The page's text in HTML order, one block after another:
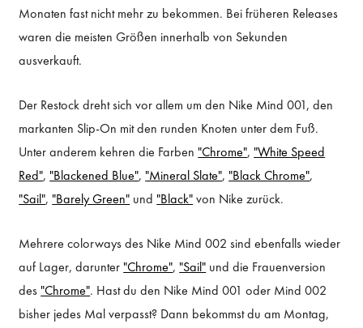
Monaten fast nicht mehr zu bekommen. Bei früheren Releases
waren die meisten Größen innerhalb von Sekunden
ausverkauft.
Der Restock dreht sich vor allem um den Nike Mind 001, den
markanten Slip-On mit den runden Knoten unter dem Fuß.
Unter anderem kehren die Farben"Chrome","White Speed
Red","Blackened Blue","Mineral Slate","Black Chrome",
"Sail","Barely Green" und"Black"von Nike zurück.
Mehrere colorways des Nike Mind 002 sind ebenfalls wieder
auf Lager, darunter"Chrome","Sail" und die Frauenversion
des"Chrome". Hast du den Nike Mind 001 oder Mind 002
bisher jedes Mal verpasst? Dann bekommst du am Montag,